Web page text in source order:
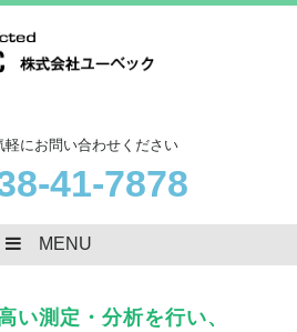
軽にお問い合わせください
41-7878
MENU
い測定・分析を行い、